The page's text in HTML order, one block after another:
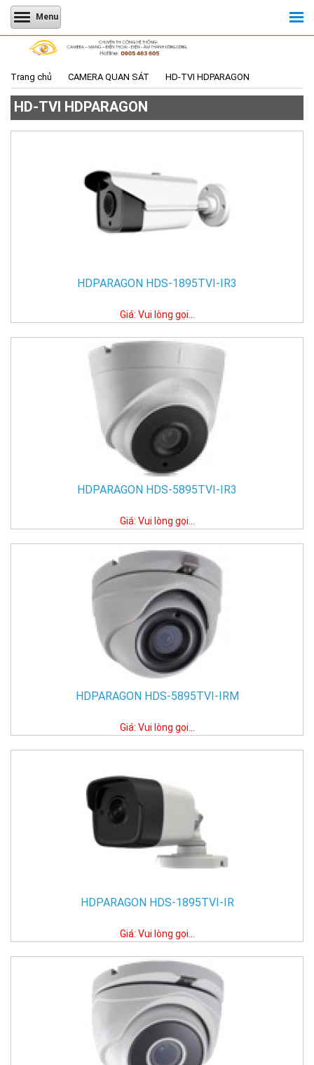
Menu
Trang chủ CAMERA QUAN SÁT HD-TVI HDPARAGON
HD-TVI HDPARAGON
HDPARAGON HDS-1895TVI-IR3
Giá: Vui lòng gọi...
HDPARAGON HDS-5895TVI-IR3
Giá: Vui lòng gọi...
HDPARAGON HDS-5895TVI-IRM
Giá: Vui lòng gọi...
HDPARAGON HDS-1895TVI-IR
Giá: Vui lòng gọi...